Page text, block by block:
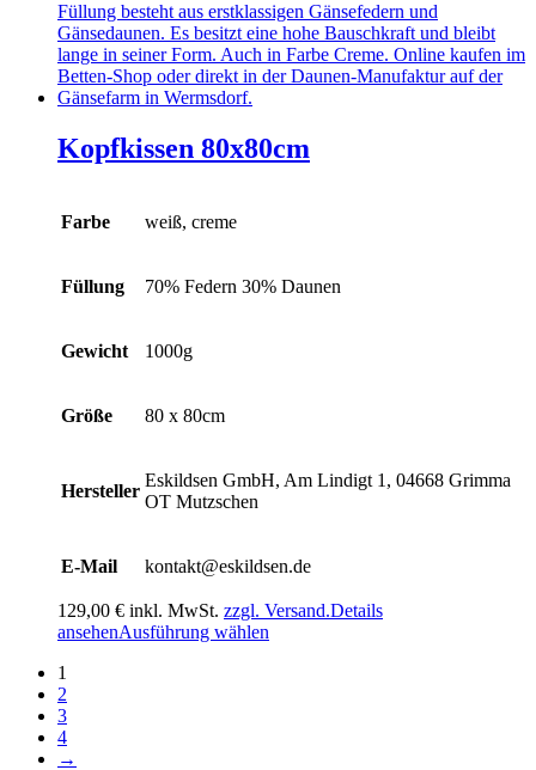
Kopfkissen 80x80cm
Farbe weiß, creme
Füllung 70% Federn 30% Daunen
Gewicht 1000g
Größe 80 x 80cm
Hersteller
Eskildsen GmbH, Am Lindigt 1, 04668 Grimma
OT Mutzschen
E-Mail kontakt@eskildsen.de
129,00 € inkl. MwSt. zzgl. Versand.Details
ansehenAusführung wählen
1
2
3
4
→